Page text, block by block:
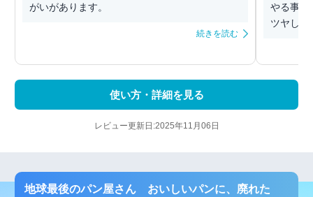
がいがあります。
続きを読む
やる事が
ツヤして
使い方・詳細を見る
レビュー更新日:2025年11月06日
地球最後のパン屋さん おいしいパンに、廃れた